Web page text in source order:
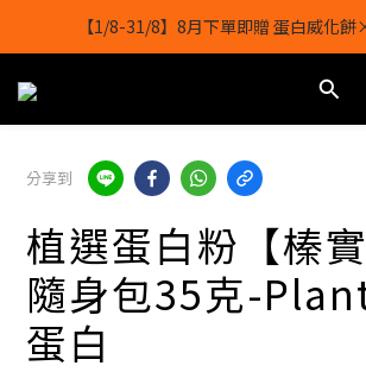
【1/8-31/8】8月下單即贈 蛋白威化
【1/8-31/8】8月下單即贈 蛋白威化
結帳輸入[gopowerhk]，可享全單*95折*，
【1/8-31/8】8月下單即贈 蛋白威化餅
分享到
植選蛋白粉【榛實
隨身包35克-
蛋白